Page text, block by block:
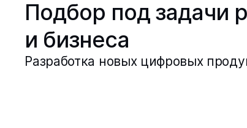
Подбор под задачи
и бизнеса
Разработка новых цифровых